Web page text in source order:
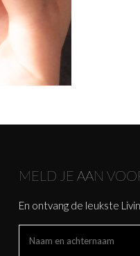
MELD JE AAN
En ontvang de leukste